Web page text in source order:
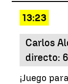
13:23
Carlos
directo:
¡Juego